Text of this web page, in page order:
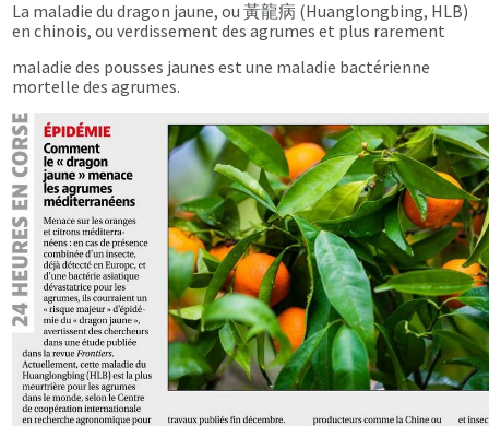
La maladie du dragon jaune, ou 黃龍病 (Huanglongbing, HLB)
en chinois, ou verdissement des agrumes et plus rarement
maladie des pousses jaunes est une maladie bactérienne
mortelle des agrumes.